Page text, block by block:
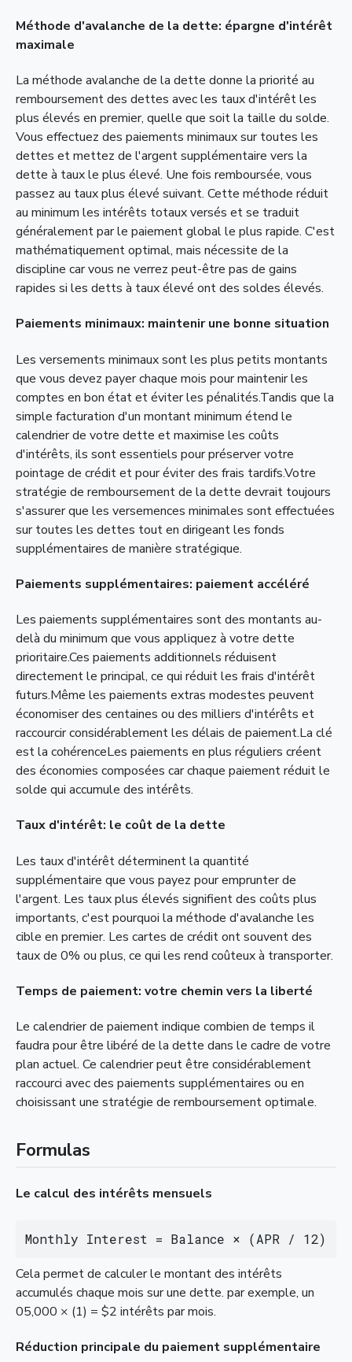
Méthode d'avalanche de la dette: épargne d'intérêt
maximale
La méthode avalanche de la dette donne la priorité au
remboursement des dettes avec les taux d'intérêt les
plus élevés en premier, quelle que soit la taille du solde.
Vous effectuez des paiements minimaux sur toutes les
dettes et mettez de l'argent supplémentaire vers la
dette à taux le plus élevé. Une fois remboursée, vous
passez au taux plus élevé suivant. Cette méthode réduit
au minimum les intérêts totaux versés et se traduit
généralement par le paiement global le plus rapide. C'est
mathématiquement optimal, mais nécessite de la
discipline car vous ne verrez peut-être pas de gains
rapides si les detts à taux élevé ont des soldes élevés.
Paiements minimaux: maintenir une bonne situation
Les versements minimaux sont les plus petits montants
que vous devez payer chaque mois pour maintenir les
comptes en bon état et éviter les pénalités.Tandis que la
simple facturation d'un montant minimum étend le
calendrier de votre dette et maximise les coûts
d'intérêts, ils sont essentiels pour préserver votre
pointage de crédit et pour éviter des frais tardifs.Votre
stratégie de remboursement de la dette devrait toujours
s'assurer que les versemences minimales sont effectuées
sur toutes les dettes tout en dirigeant les fonds
supplémentaires de manière stratégique.
Paiements supplémentaires: paiement accéléré
Les paiements supplémentaires sont des montants au-
delà du minimum que vous appliquez à votre dette
prioritaire.Ces paiements additionnels réduisent
directement le principal, ce qui réduit les frais d'intérêt
futurs.Même les paiements extras modestes peuvent
économiser des centaines ou des milliers d'intérêts et
raccourcir considérablement les délais de paiement.La clé
est la cohérenceLes paiements en plus réguliers créent
des économies composées car chaque paiement réduit le
solde qui accumule des intérêts.
Taux d'intérêt: le coût de la dette
Les taux d'intérêt déterminent la quantité
supplémentaire que vous payez pour emprunter de
l'argent. Les taux plus élevés signifient des coûts plus
importants, c'est pourquoi la méthode d'avalanche les
cible en premier. Les cartes de crédit ont souvent des
taux de 0% ou plus, ce qui les rend coûteux à transporter.
Temps de paiement: votre chemin vers la liberté
Le calendrier de paiement indique combien de temps il
faudra pour être libéré de la dette dans le cadre de votre
plan actuel. Ce calendrier peut être considérablement
raccourci avec des paiements supplémentaires ou en
choisissant une stratégie de remboursement optimale.
Formulas
Le calcul des intérêts mensuels
Monthly Interest = Balance × (APR / 12)
Cela permet de calculer le montant des intérêts
accumulés chaque mois sur une dette. par exemple, un
05,000 × (1) = $2 intérêts par mois.
Réduction principale du paiement supplémentaire